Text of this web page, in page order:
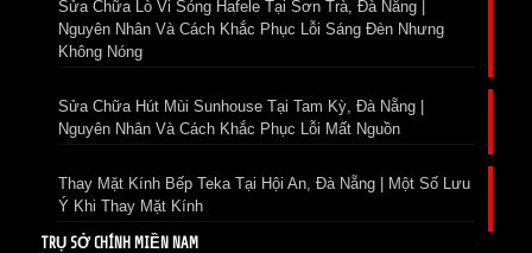
Sửa Chữa Lò Vi Sóng Hafele Tại Sơn Trà, Đà Nẵng |
Nguyên Nhân Và Cách Khắc Phục Lỗi Sáng Đèn Nhưng
Không Nóng
Sửa Chữa Hút Mùi Sunhouse Tại Tam Kỳ, Đà Nẵng |
Nguyên Nhân Và Cách Khắc Phục Lỗi Mất Nguồn
Thay Mặt Kính Bếp Teka Tại Hội An, Đà Nẵng | Một Số Lưu
Ý Khi Thay Mặt Kính
TRỤ SỞ CHÍNH MIỀN NAM